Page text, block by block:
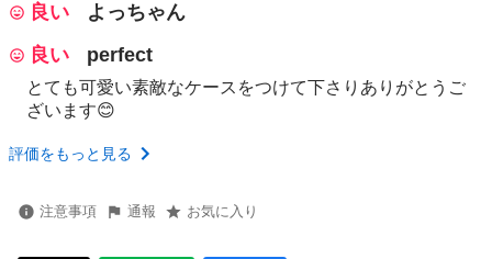
良い
よっちゃん
良い
perfect
とても可愛い素敵なケースをつけて下さりありがとうご
ざいます😊
評価をもっと見る
注意事項 通報 お気に入り